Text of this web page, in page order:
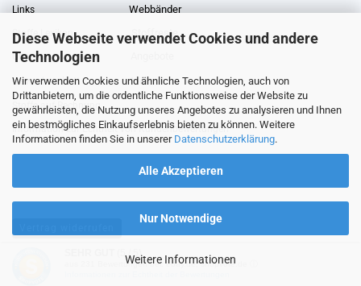
Diese Webseite verwendet Cookies und andere
Technologien
Wir verwenden Cookies und ähnliche Technologien, auch von
Drittanbietern, um die ordentliche Funktionsweise der Website zu
gewährleisten, die Nutzung unseres Angebotes zu analysieren und Ihnen
ein bestmögliches Einkaufserlebnis bieten zu können. Weitere
Informationen finden Sie in unserer Datenschutzerklärung.
Alle Akzeptieren
Nur Notwendige
Weitere Informationen
Links Webbänder
Stoffe Lexikon Stoffreste
Über uns
Gewerberabatt Meterware
Stoffe auf Rechnung
Information zur Echtheit von Kundenbewertungen
(5 / 5)
Bewertungen bei: ebay.de, shopvote.de ⓘ